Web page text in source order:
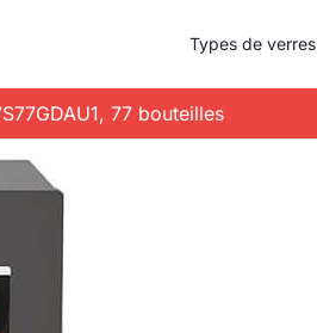
Types de verres
77 bouteilles